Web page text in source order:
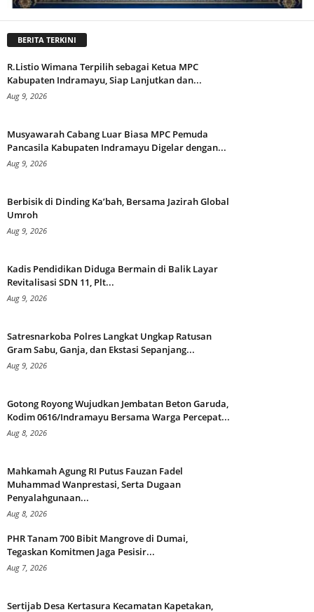
BERITA TERKINI
R.Listio Wimana Terpilih sebagai Ketua MPC
Kabupaten Indramayu, Siap Lanjutkan dan...
Aug 9, 2026
Musyawarah Cabang Luar Biasa MPC Pemuda
Pancasila Kabupaten Indramayu Digelar dengan...
Aug 9, 2026
Berbisik di Dinding Ka’bah, Bersama Jazirah Global
Umroh
Aug 9, 2026
Kadis Pendidikan Diduga Bermain di Balik Layar
Revitalisasi SDN 11, Plt...
Aug 9, 2026
Satresnarkoba Polres Langkat Ungkap Ratusan
Gram Sabu, Ganja, dan Ekstasi Sepanjang...
Aug 9, 2026
Gotong Royong Wujudkan Jembatan Beton Garuda,
Kodim 0616/Indramayu Bersama Warga Percepat...
Aug 8, 2026
Mahkamah Agung RI Putus Fauzan Fadel
Muhammad Wanprestasi, Serta Dugaan
Penyalahgunaan...
Aug 8, 2026
PHR Tanam 700 Bibit Mangrove di Dumai,
Tegaskan Komitmen Jaga Pesisir...
Aug 7, 2026
Sertijab Desa Kertasura Kecamatan Kapetakan,